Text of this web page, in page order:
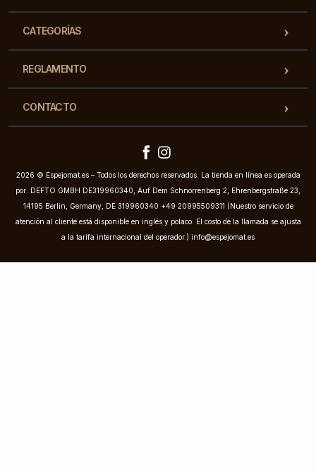
CATEGORÍAS
REGLAMENTO
CONTACTO
2026 © Espejomat.es – Todos los derechos reservados. La tienda en línea es operada
por: DEFTO GMBH DE319960340, Auf Dem Schnorrenberg 2, Ehrenbergstraße 23,
14195 Berlin, Germany, DE 319960340 +49 20995509311 (Nuestro servicio de
atención al cliente está disponible en inglés y polaco. El costo de la llamada se ajusta
a la tarifa internacional del operador.) info@espejomat.es